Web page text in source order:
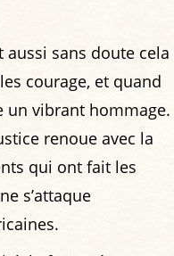
aussi sans doute cela
courage, et quand
un vibrant hommage.
renoue avec la
qui ont fait les
s’attaque